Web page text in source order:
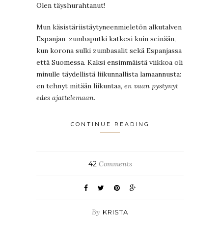
Olen täyshurahtanut!
Mun käsistäriistäytyneenmieletön alkutalven
Espanjan-zumbaputki katkesi kuin seinään,
kun korona sulki zumbasalit sekä Espanjassa
että Suomessa. Kaksi ensimmäistä viikkoa oli
minulle täydellistä liikunnallista lamaannusta:
en tehnyt mitään liikuntaa, en vaan pystynyt
edes ajattelemaan.
CONTINUE READING
42Comments
By KRISTA